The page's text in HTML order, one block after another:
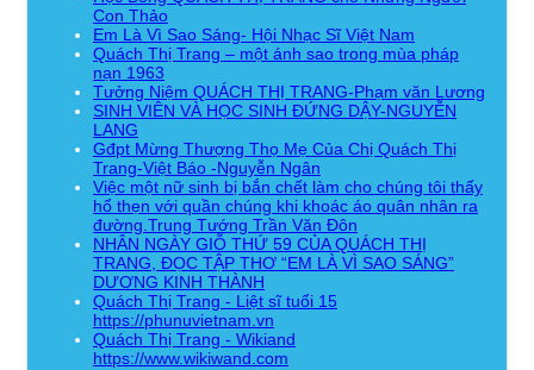
Con Thảo
Em Là Vì Sao Sáng- Hội Nhạc Sĩ Việt Nam
Quách Thị Trang – một ánh sao trong mùa pháp
nạn 1963
Tưởng Niệm QUÁCH THỊ TRANG-Phạm văn Lương
SINH VIÊN VÀ HỌC SINH ĐỨNG DẬY-NGUYỄN
LANG
Gđpt Mừng Thượng Thọ Mẹ Của Chị Quách Thị
Trang-Việt Báo -Nguyễn Ngân
Việc một nữ sinh bị bắn chết làm cho chúng tôi thấy
hổ thẹn với quần chúng khi khoác áo quân nhân ra
đường.Trung Tướng Trần Văn Đôn
NHÂN NGÀY GIỖ THỨ 59 CỦA QUÁCH THỊ
TRANG, ĐỌC TẬP THƠ “EM LÀ VÌ SAO SÁNG”
DƯƠNG KINH THÀNH
Quách Thị Trang - Liệt sĩ tuổi 15
https://phunuvietnam.vn
Quách Thị Trang - Wikiand
https://www.wikiwand.com